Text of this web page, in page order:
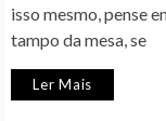
isso mesmo, pense
tampo da mesa, se
Ler Mais